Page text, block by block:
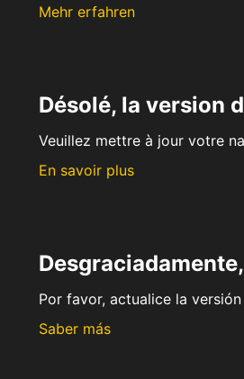
Mehr erfahren
Désolé, la version
Veuillez mettre à jour votre
En savoir plus
Por favor, actualice la
Saber más